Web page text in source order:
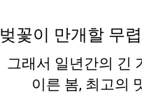
벚꽃이 만개할 무
그래서 일년간의 긴
이른 봄, 최고의